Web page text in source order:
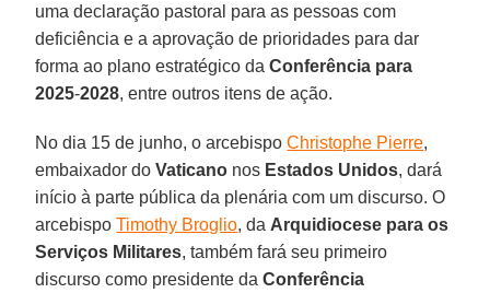
uma declaração pastoral para as pessoas com
deficiência e a aprovação de prioridades para dar
forma ao plano estratégico daConferência para
2025-2028, entre outros itens de ação.
No dia 15 de junho, o arcebispoChristophe Pierre,
embaixador doVaticano nos Estados Unidos, dará
início à parte pública da plenária com um discurso. O
arcebispoTimothy Broglio, da Arquidiocese para os
Serviços Militares, também fará seu primeiro
discurso como presidente daConferência